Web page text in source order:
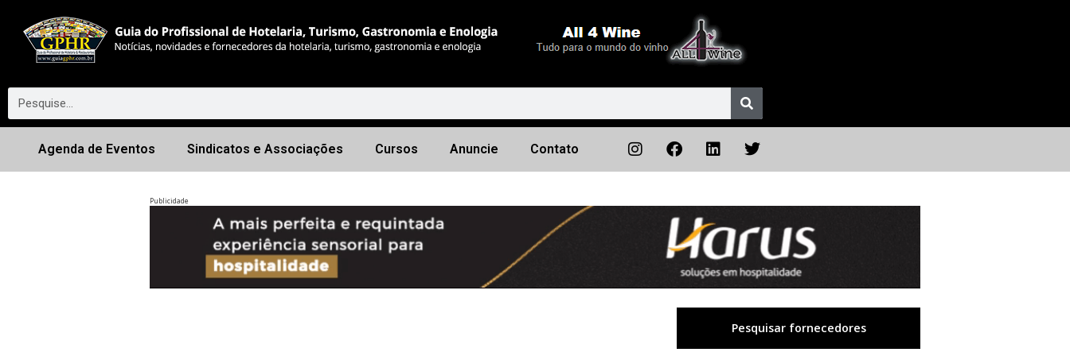
Agenda de Eventos Sindicatos e Associações Cursos Anuncie Contato
Publicidade
Próximo
Pesquisar fornecedores